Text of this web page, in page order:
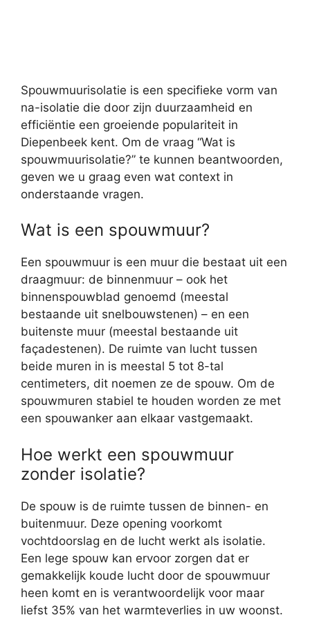
Spouwmuurisolatie is een specifieke vorm van
na-isolatie die door zijn duurzaamheid en
efficiëntie een groeiende populariteit in
Diepenbeek kent. Om de vraag “Wat is
spouwmuurisolatie?” te kunnen beantwoorden,
geven we u graag even wat context in
onderstaande vragen.
Wat is een spouwmuur?
Een spouwmuur is een muur die bestaat uit een
draagmuur: de binnenmuur – ook het
binnenspouwblad genoemd (meestal
bestaande uit snelbouwstenen) – en een
buitenste muur (meestal bestaande uit
façadestenen). De ruimte van lucht tussen
beide muren in is meestal 5 tot 8-tal
centimeters, dit noemen ze de spouw. Om de
spouwmuren stabiel te houden worden ze met
een spouwanker aan elkaar vastgemaakt.
Hoe werkt een spouwmuur
zonder isolatie?
De spouw is de ruimte tussen de binnen- en
buitenmuur. Deze opening voorkomt
vochtdoorslag en de lucht werkt als isolatie.
Een lege spouw kan ervoor zorgen dat er
gemakkelijk koude lucht door de spouwmuur
heen komt en is verantwoordelijk voor maar
liefst 35% van het warmteverlies in uw woonst.